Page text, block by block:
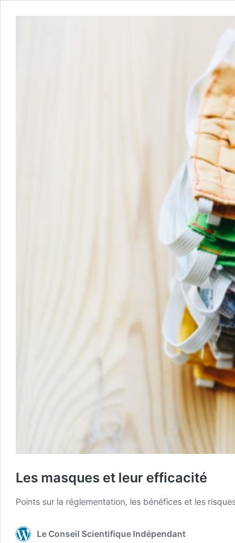
Les masques et leur efficacité
Points sur la réglementation, les bénéfices et les
Le Conseil Scientifique Indépendant